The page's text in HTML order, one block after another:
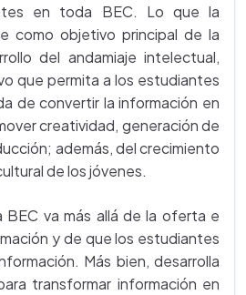
en toda BEC. Lo que la
como objetivo principal de la
del andamiaje intelectual,
que permita a los estudiantes
de convertir la información en
creatividad, generación de
además, del crecimiento
de los jóvenes.
BEC va más allá de la oferta e
y de que los estudiantes
Más bien, desarrolla
transformar información en